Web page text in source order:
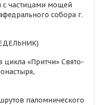
с частицами мощей
собора г.
«Притчи» Свято-
паломнического